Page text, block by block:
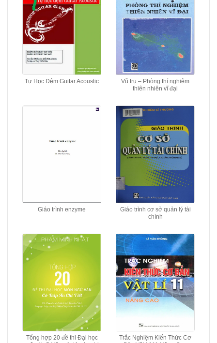
Tự Học Đệm Guitar Acoustic
Vũ trụ – Phòng thí nghiệm
thiên nhiên vĩ đại
Giáo trình enzyme
Giáo trình cơ sở quản lý tài
chính
Tổng hợp 20 đề thi Đại học
Trắc Nghiệm Kiến Thức Cơ